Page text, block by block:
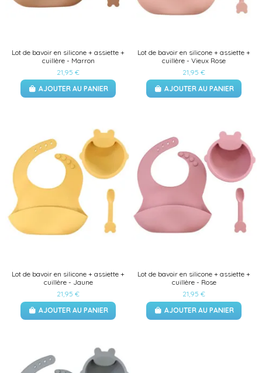
Lot de bavoir en silicone + assiette +
cuillère - Marron
21,95 €
AJOUTER AU PANIER
Lot de bavoir en silicone + assiette +
cuillère - Vieux Rose
21,95 €
AJOUTER AU PANIER
Lot de bavoir en silicone + assiette +
cuillère - Jaune
21,95 €
AJOUTER AU PANIER
Lot de bavoir en silicone + assiette +
cuillère - Rose
21,95 €
AJOUTER AU PANIER